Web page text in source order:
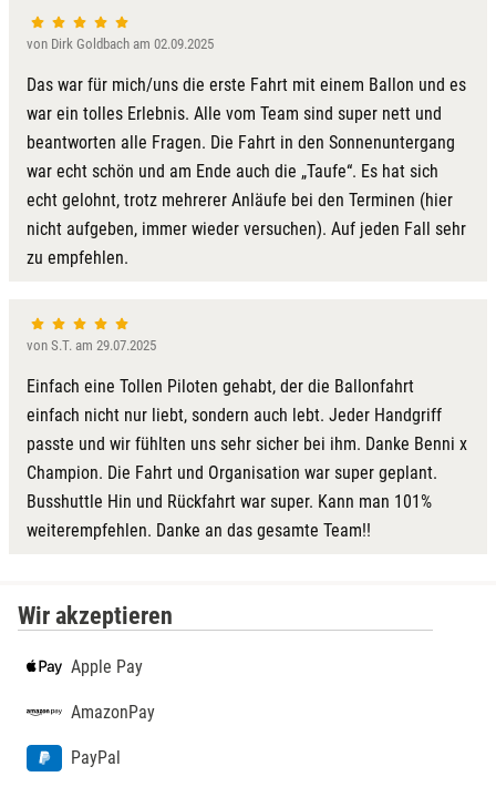
von Dirk Goldbach am 02.09.2025
Das war für mich/uns die erste Fahrt mit einem Ballon und es
war ein tolles Erlebnis. Alle vom Team sind super nett und
beantworten alle Fragen. Die Fahrt in den Sonnenuntergang
war echt schön und am Ende auch die „Taufe“. Es hat sich
echt gelohnt, trotz mehrerer Anläufe bei den Terminen (hier
nicht aufgeben, immer wieder versuchen). Auf jeden Fall sehr
zu empfehlen.
von S.T. am 29.07.2025
Einfach eine Tollen Piloten gehabt, der die Ballonfahrt
einfach nicht nur liebt, sondern auch lebt. Jeder Handgriff
passte und wir fühlten uns sehr sicher bei ihm. Danke Benni x
Champion. Die Fahrt und Organisation war super geplant.
Busshuttle Hin und Rückfahrt war super. Kann man 101%
weiterempfehlen. Danke an das gesamte Team!!
Wir akzeptieren
Apple Pay
AmazonPay
PayPal